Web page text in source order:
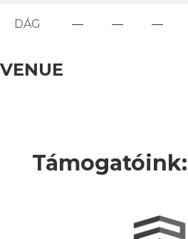
DÁG — — —
VENUE
Támogatóink: